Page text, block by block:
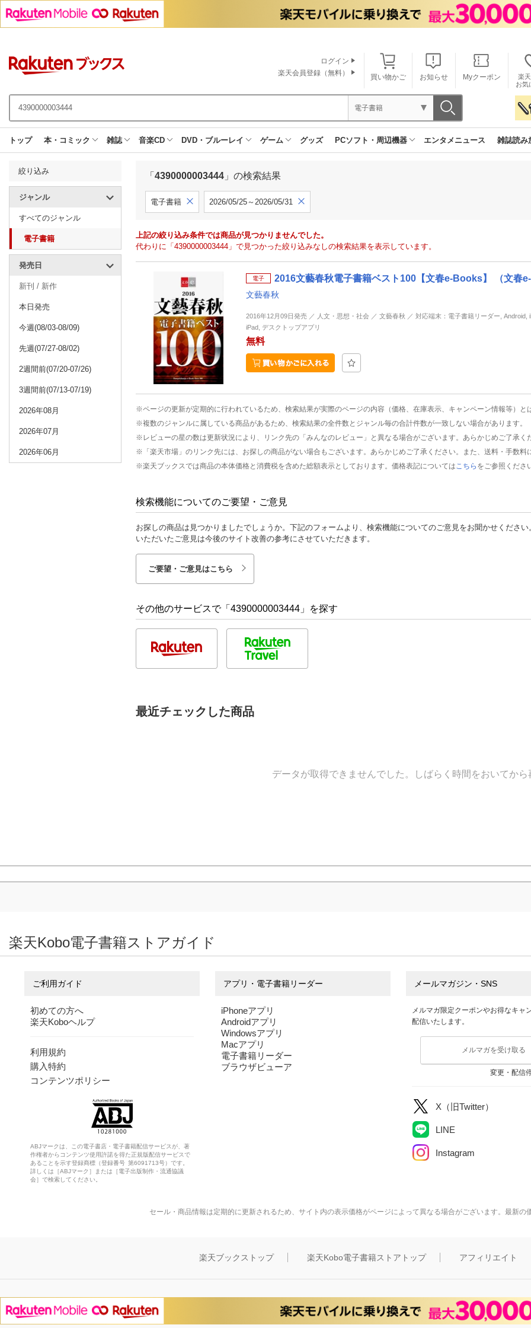
買い物かご お知らせ Myクーポン
楽
お気
ログイン
楽天会員登録（無料）
電子書籍
トップ 本・コミック 雑誌 音楽CD DVD・ブルーレイ ゲーム グッズ PCソフト・周辺機器 エンタメニュース 雑誌読み
絞り込み
ジャンル
すべてのジャンル
電子書籍
発売日
新刊 / 新作
本日発売
今週(08/03-08/09)
先週(07/27-08/02)
2週間前(07/20-07/26)
3週間前(07/13-07/19)
2026年08月
2026年07月
2026年06月
「 4390000003444 」の検索結果
電子書籍 2026/05/25～2026/05/31
上記の絞り込み条件では商品が見つかりませんでした。
代わりに「4390000003444」で見つかった絞り込みなしの検索結果を表示しています。
電子 2016文藝春秋電子書籍ベスト100【文春e-Books】 （文春
文藝春秋
2016年12月09日発売 ／ 人文・思想・社会 ／ 文藝春秋 ／ 対応端末：電子書籍リーダー, Android,
iPad, デスクトップアプリ
無料
※ページの更新が定期的に行われているため、検索結果が実際のページの内容（価格、在庫表示、キャンペーン情報等）と
※複数のジャンルに属している商品があるため、検索結果の全件数とジャンル毎の合計件数が一致しない場合があります。
※レビューの星の数は更新状況により、リンク先の「みんなのレビュー」と異なる場合がございます。あらかじめご了承く
※「楽天市場」のリンク先には、お探しの商品がない場合もございます。あらかじめご了承ください。また、送料・手数料
※楽天ブックスでは商品の本体価格と消費税を含めた総額表示としております。価格表記については こちら をご参照くださ
検索機能についてのご要望・ご意見
お探しの商品は見つかりましたでしょうか。下記のフォームより、検索機能についてのご意見をお聞かせください
いただいたご意見は今後のサイト改善の参考にさせていただきます。
ご要望・ご意見はこちら
その他のサービスで「4390000003444」を探す
最近チェックした商品
データが取得できませんでした。しばらく時間をおいてから
楽天Kobo電子書籍ストアガイド
ご利用ガイド
初めての方へ
楽天Koboヘルプ
利用規約
購入特約
コンテンツポリシー
ABJマークは、この電子書店・電子書籍配信サービスが、著
作権者からコンテンツ使用許諾を得た正規版配信サービスで
あることを示す登録商標（登録番号 第6091713号）です。
詳しくは［ABJマーク］または［電子出版制作・流通協議
会］で検索してください。
アプリ・電子書籍リーダー
iPhoneアプリ
Androidアプリ
Windowsアプリ
Macアプリ
電子書籍リーダー
ブラウザビューア
メールマガジン・SNS
メルマガ限定クーポンやお得なキャ
配信いたします。
メルマガを受け取る
変更・配信
X（旧Twitter）
LINE
Instagram
セール・商品情報は定期的に更新されるため、サイト内の表示価格がページによって異なる場合がございます。最新の
楽天ブックストップ 楽天Kobo電子書籍ストアトップ アフィリエイト